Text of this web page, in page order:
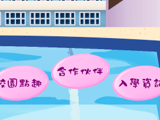
校園點趣
合作伙伴
入學資訊